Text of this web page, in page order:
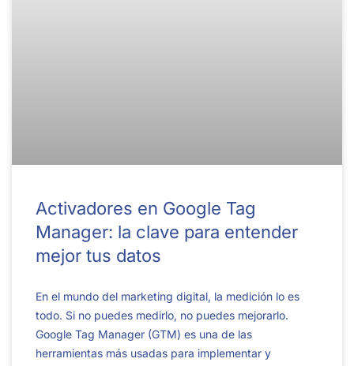
Activadores en Google Tag
Manager: la clave para entender
mejor tus datos
En el mundo del marketing digital, la medición lo es
todo. Si no puedes medirlo, no puedes mejorarlo.
Google Tag Manager (GTM) es una de las
herramientas más usadas para implementar y